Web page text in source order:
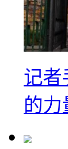
记者
的力